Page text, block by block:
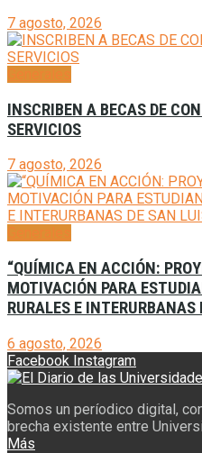
7 agosto, 2026
INSCRIBEN A BECAS DE
SERVICIOS
7 agosto, 2026
“QUÍMICA EN ACCIÓN:
MOTIVACIÓN PARA
RURALES E INTERURBANAS
6 agosto, 2026
Facebook Instagram
Somos un períodico digital,
brecha existente entre
Más